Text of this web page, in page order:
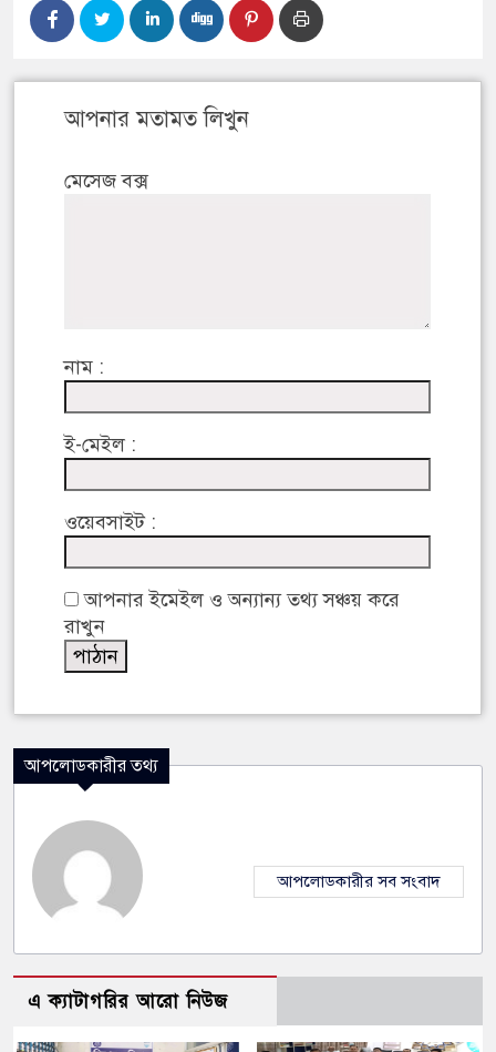
আপনার মতামত লিখুন
মেসেজ বক্স
নাম :
ই-মেইল :
ওয়েবসাইট :
আপনার ইমেইল ও অন্যান্য তথ্য সঞ্চয় করে
রাখুন
আপলোডকারীর তথ্য
আপলোডকারীর সব সংবাদ
এ ক্যাটাগরির আরো নিউজ